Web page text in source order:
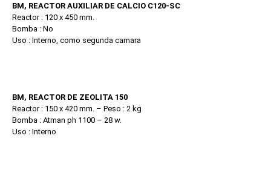
BM, REACTOR AUXILIAR DE CALCIO C120-SC
Reactor : 120 x 450 mm.
Bomba : No
Uso : Interno, como segunda camara
BM, REACTOR DE ZEOLITA 150
Reactor : 150 x 420 mm. – Peso : 2 kg
Bomba : Atman ph 1100 – 28 w.
Uso : Interno